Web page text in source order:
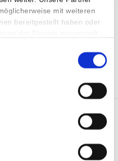
mit weiteren
bereitgestellt haben oder